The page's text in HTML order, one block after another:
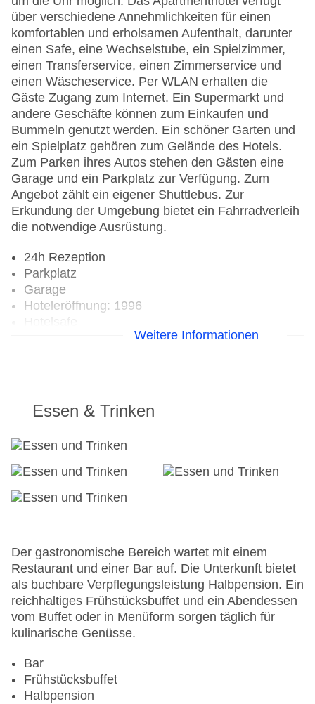
über verschiedene Annehmlichkeiten für einen
komfortablen und erholsamen Aufenthalt, darunter
einen Safe, eine Wechselstube, ein Spielzimmer,
einen Transferservice, einen Zimmerservice und
einen Wäscheservice. Per WLAN erhalten die
Gäste Zugang zum Internet. Ein Supermarkt und
andere Geschäfte können zum Einkaufen und
Bummeln genutzt werden. Ein schöner Garten und
ein Spielplatz gehören zum Gelände des Hotels.
Zum Parken ihres Autos stehen den Gästen eine
Garage und ein Parkplatz zur Verfügung. Zum
Angebot zählt ein eigener Shuttlebus. Zur
Erkundung der Umgebung bietet ein Fahrradverleih
die notwendige Ausrüstung.
24h Rezeption
Parkplatz
Garage
Hoteleröffnung: 1996
Hotelsafe
WLAN/WiFi im Hotel
Zimmerservice
Sonnenterrasse
Pools:Kinderbecken, Outdoor Pool,
Sonnenschirme am Pool, Liegen am Pool,
Zahlungsarten: Mastercard, Visa
Weitere Informationen
Essen & Trinken
Der gastronomische Bereich wartet mit einem
Restaurant und einer Bar auf. Die Unterkunft bietet
als buchbare Verpflegungsleistung Halbpension. Ein
reichhaltiges Frühstücksbuffet und ein Abendessen
vom Buffet oder in Menüform sorgen täglich für
kulinarische Genüsse.
Bar
Frühstücksbuffet
Halbpension